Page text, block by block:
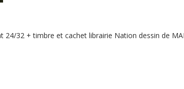
32 + timbre et cachet librairie Nation dessin de